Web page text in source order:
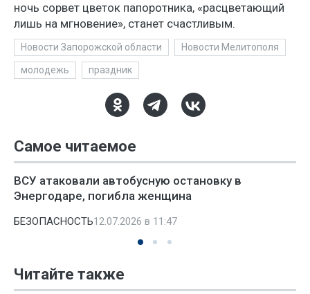
ночь сорвет цветок папоротника, «расцветающий
лишь на мгновение», станет счастливым.
Новости Запорожской области Новости Мелитополя
молодежь праздник
Самое читаемое
ВСУ атаковали автобусную остановку в
Энергодаре, погибла женщина
БЕЗОПАСНОСТЬ12.07.2026 в 11:47
Читайте также